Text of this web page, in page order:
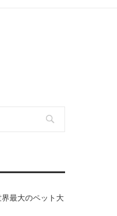
最大のペット大